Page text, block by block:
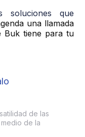
soluciones que
una llamada
Buk tiene para tu
de las
de la